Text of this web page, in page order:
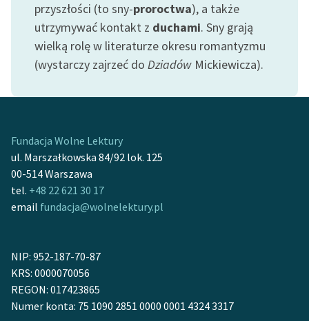
Ręce pełne poezji
Kolekcje edukacyjne
twórców przechodzących
lektur szkolnych oraz
Odkurzamy bohaterów
Szkoła Poezji Wolnych
Lektur
O nas
O projekcie
Zespół
przyszłości (to sny-proroctwa), a także
utrzymywać kontakt z duchami. Sny grają
wielką rolę w literaturze okresu romantyzmu
(wystarczy zajrzeć do Dziadów Mickiewicza).
Fundacja Wolne Lektury
ul. Marszałkowska 84/92 lok. 125
00-514 Warszawa
tel. +48 22 621 30 17
email fundacja@wolnelektury.pl
NIP: 952-187-70-87
KRS: 0000070056
REGON: 017423865
Numer konta: 75 1090 2851 0000 0001 4324 3317